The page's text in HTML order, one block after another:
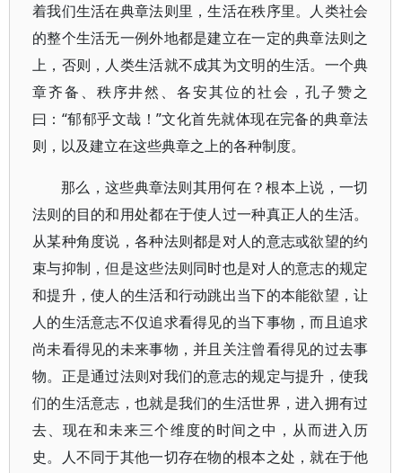
着我们生活在典章法则里，生活在秩序里。人类社会
的整个生活无一例外地都是建立在一定的典章法则之
上，否则，人类生活就不成其为文明的生活。一个典
章齐备、秩序井然、各安其位的社会，孔子赞之
曰：“郁郁乎文哉！”文化首先就体现在完备的典章法
则，以及建立在这些典章之上的各种制度。
那么，这些典章法则其用何在？根本上说，一切
法则的目的和用处都在于使人过一种真正人的生活。
从某种角度说，各种法则都是对人的意志或欲望的约
束与抑制，但是这些法则同时也是对人的意志的规定
和提升，使人的生活和行动跳出当下的本能欲望，让
人的生活意志不仅追求看得见的当下事物，而且追求
尚未看得见的未来事物，并且关注曾看得见的过去事
物。正是通过法则对我们的意志的规定与提升，使我
们的生活意志，也就是我们的生活世界，进入拥有过
去、现在和未来三个维度的时间之中，从而进入历
史。人不同于其他一切存在物的根本之处，就在于他